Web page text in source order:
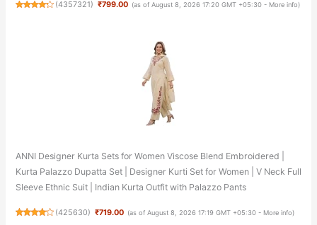
(4357321) ₹799.00 (as of August 8, 2026 17:20 GMT +05:30 - More info)
ANNI Designer Kurta Sets for Women Viscose Blend Embroidered |
Kurta Palazzo Dupatta Set | Designer Kurti Set for Women | V Neck Full
Sleeve Ethnic Suit | Indian Kurta Outfit with Palazzo Pants
(425630) ₹719.00 (as of August 8, 2026 17:19 GMT +05:30 - More info)